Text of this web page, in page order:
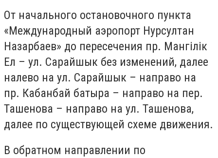
От начального остановочного пункта
«Международный аэропорт Нурсултан
Назарбаев» до пересечения пр. Мангілік
Ел – ул. Сарайшык без изменений, далее
налево на ул. Сарайшык – направо на
пр. Кабанбай батыра – направо на пер.
Ташенова – направо на ул. Ташенова,
далее по существующей схеме движения.
В обратном направлении по